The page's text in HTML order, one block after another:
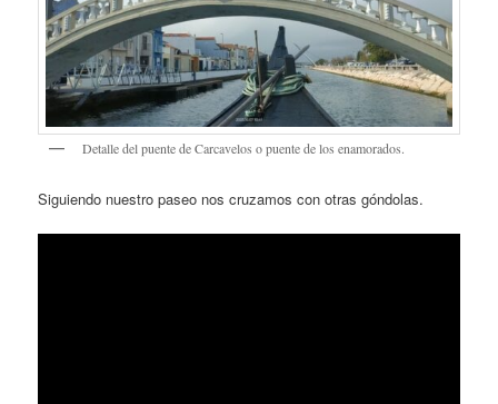
Detalle del puente de Carcavelos o puente de los enamorados.
Siguiendo nuestro paseo nos cruzamos con otras góndolas.